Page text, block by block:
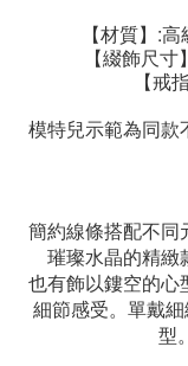
【材質】:
【綴飾
【戒指內圍
模特兒示範為同款
簡約線條搭配不同
璀璨水晶的精緻
也有飾以鏤空的心
細節感受。單戴
型